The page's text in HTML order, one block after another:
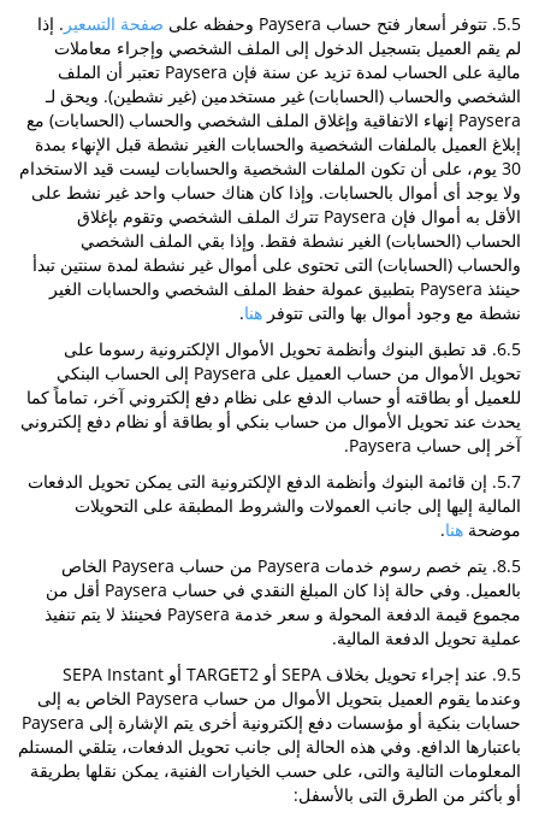
5.5. تتوفر أسعار فتح حساب Paysera وحفظه على
صفحة التسعير . إذا
لم يقم العميل بتسجيل الدخول إلى الملف الشخصي وإجراء معاملات
مالية على الحساب لمدة تزيد عن سنة فإن Paysera تعتبر أن الملف
الشخصي والحساب (الحسابات) غير مستخدمين (غير نشطين). ويحق لـ
Paysera إنهاء الاتفاقية وإغلاق الملف الشخصي والحساب (الحسابات) مع
إبلاغ العميل بالملفات الشخصية والحسابات الغير نشطة قبل الإنهاء بمدة
30 يوم، على أن تكون الملفات الشخصية والحسابات ليست قيد الاستخدام
ولا يوجد أى أموال بالحسابات. وإذا كان هناك حساب واحد غير نشط على
الأقل به أموال فإن Paysera تترك الملف الشخصي وتقوم بإغلاق
الحساب (الحسابات) الغير نشطة فقط. وإذا بقي الملف الشخصي
والحساب (الحسابات) التى تحتوى على أموال غير نشطة لمدة سنتين تبدأ
حينئذ Paysera بتطبيق عمولة حفظ الملف الشخصي والحسابات الغير
نشطة مع وجود أموال بها والتى تتوفر هنا.
6.5. قد تطبق البنوك وأنظمة تحويل الأموال الإلكترونية رسوما على
تحويل الأموال من حساب العميل على Paysera إلى الحساب البنكي
للعميل أو بطاقته أو حساب الدفع على نظام دفع إلكتروني آخر، تماماً كما
يحدث عند تحويل الأموال من حساب بنكي أو بطاقة أو نظام دفع إلكتروني
آخر إلى حساب Paysera.
5.7. إن قائمة البنوك وأنظمة الدفع الإلكترونية التى يمكن تحويل الدفعات
المالية إليها إلى جانب العمولات والشروط المطبقة على التحويلات
موضحة هنا.
8.5. يتم خصم رسوم خدمات Paysera من حساب Paysera الخاص
بالعميل. وفي حالة إذا كان المبلغ النقدي في حساب Paysera أقل من
مجموع قيمة الدفعة المحولة و سعر خدمة Paysera فحينئذ لا يتم تنفيذ
عملية تحويل الدفعة المالية.
9.5. عند إجراء تحويل بخلاف SEPA أو TARGET2 أو SEPA Instant
وعندما يقوم العميل بتحويل الأموال من حساب Paysera الخاص به إلى
حسابات بنكية أو مؤسسات دفع إلكترونية أخرى يتم الإشارة إلى Paysera
باعتبارها الدافع. وفي هذه الحالة إلى جانب تحويل الدفعات، يتلقي المستلم
المعلومات التالية والتى، على حسب الخيارات الفنية، يمكن نقلها بطريقة
أو بأكثر من الطرق التى بالأسفل: